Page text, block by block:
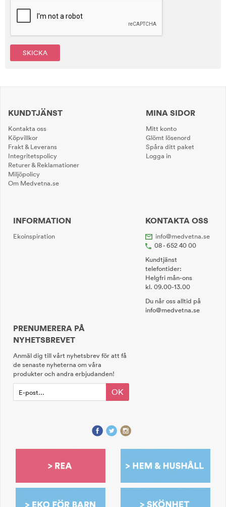
SKICKA
KUNDTJÄNST
Kontakta oss
Köpvillkor
Frakt & Leverans
Integritetspolicy
Returer & Reklamationer
Miljöpolicy
Om Medvetna.se
MINA SIDOR
Mitt konto
Glömt lösenord
Spåra ditt paket
Logga in
INFORMATION
Ekoinspiration
KONTAKTA OSS
info@medvetna.se
08 - 652 40 00
Kundtjänst
telefontider:
Helgfri mån-ons
kl. 09.00-13.00
Du når oss alltid på
info@medvetna.se
PRENUMERERA PÅ
NYHETSBREVET
Anmäl dig till vårt nyhetsbrev för att få
de senaste nyheterna om våra
produkter och andra erbjudanden!
OK